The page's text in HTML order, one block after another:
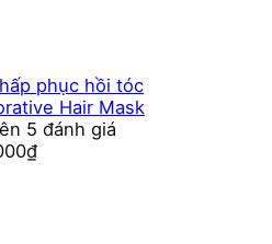
phục hồi tóc
Hair Mask
5 đánh giá
₫